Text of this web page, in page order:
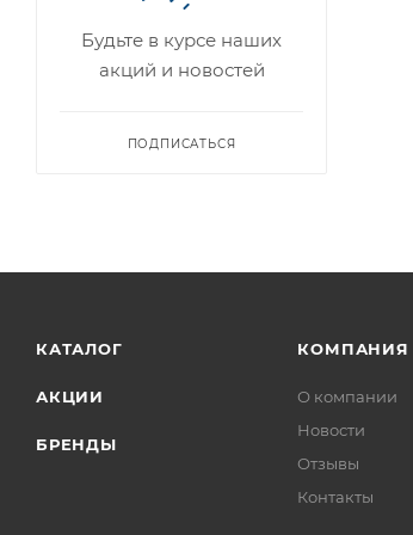
Будьте в курсе наших
акций и новостей
ПОДПИСАТЬСЯ
КАТАЛОГ
АКЦИИ
БРЕНДЫ
КОМПАНИЯ
О компании
Новости
Отзывы
Контакты